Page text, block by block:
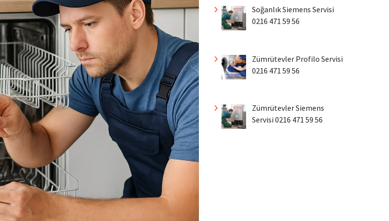
Soğanlık Siemens Servisi
0216 471 59 56
Zümrütevler Profilo Servisi
0216 471 59 56
Zümrütevler Siemens
Servisi 0216 471 59 56